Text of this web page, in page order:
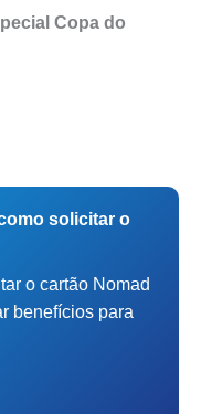
Copa do
solicitar o
o cartão Nomad
benefícios para